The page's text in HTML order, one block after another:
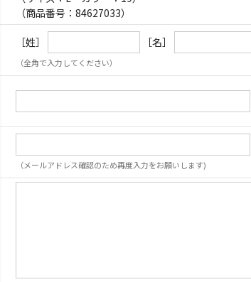
（商品番号：84627033）
［姓］ ［名］
（全角で入力してください）
（メールアドレス確認のため再度入力をお願いします)